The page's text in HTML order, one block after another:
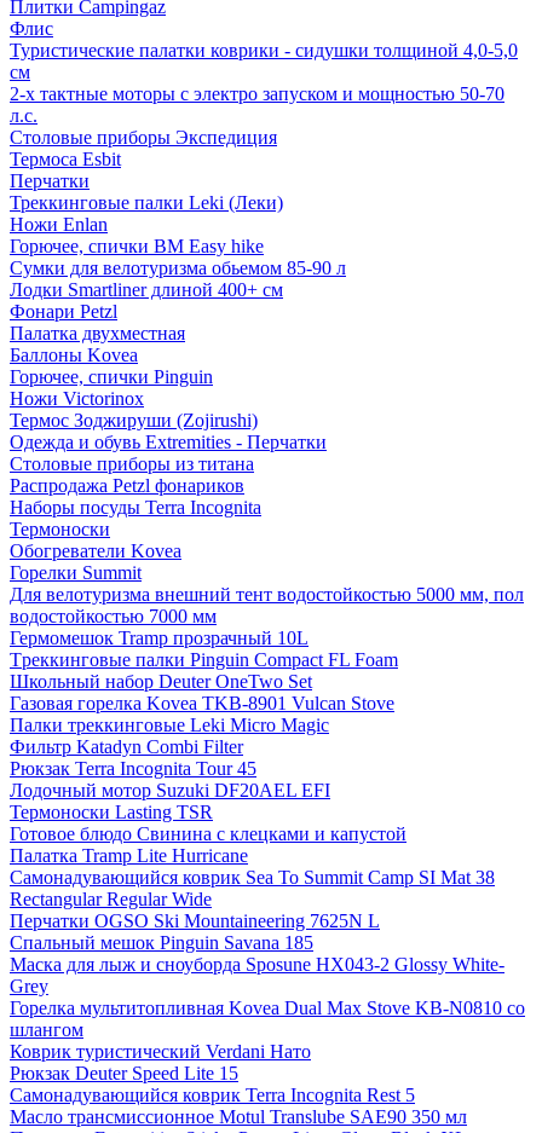
Плитки Campingaz
Флис
Туристические палатки коврики - сидушки толщиной 4,0-5,0
см
2-х тактные моторы с электро запуском и мощностью 50-70
л.с.
Столовые приборы Экспедиция
Термоса Esbit
Перчатки
Треккинговые палки Leki (Леки)
Ножи Enlan
Горючее, спички BM Easy hike
Сумки для велотуризма обьемом 85-90 л
Лодки Smartliner длиной 400+ см
Фонари Petzl
Палатка двухместная
Баллоны Kovea
Горючее, спички Pinguin
Ножи Victorinox
Термос Зоджируши (Zojirushi)
Одежда и обувь Extremities - Перчатки
Столовые приборы из титана
Распродажа Petzl фонариков
Наборы посуды Terra Incognita
Термоноски
Обогреватели Kovea
Горелки Summit
Для велотуризма внешний тент водостойкостью 5000 мм, пол
водостойкостью 7000 мм
Гермомешок Tramp прозрачный 10L
Tреккинговые палки Pinguin Compact FL Foam
Школьный набор Deuter OneTwo Set
Газовая горелка Kovea TKB-8901 Vulcan Stove
Палки треккинговые Leki Micro Magic
Фильтр Katadyn Combi Filter
Рюкзак Terra Incognita Tour 45
Лодочный мотор Suzuki DF20AEL EFI
Термоноски Lasting TSR
Готовое блюдо Свинина с клецками и капустой
Палатка Tramp Lite Hurricane
Самонадувающийся коврик Sea To Summit Camp SI Mat 38
Rectangular Regular Wide
Перчатки OGSO Ski Mountaineering 7625N L
Спальный мешок Pinguin Savana 185
Маска для лыж и сноуборда Sposune HX043-2 Glossy White-
Grey
Горелка мультитопливная Kovea Dual Max Stove KB-N0810 со
шлангом
Коврик туристический Verdani Нато
Рюкзак Deuter Speed Lite 15
Самонадувающийся коврик Terra Incognita Rest 5
Масло трансмиссионное Motul Translube SAE90 350 мл